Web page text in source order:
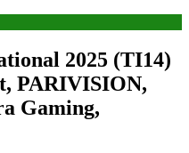
2025 (TI14)
PARIVISION,
Gaming,